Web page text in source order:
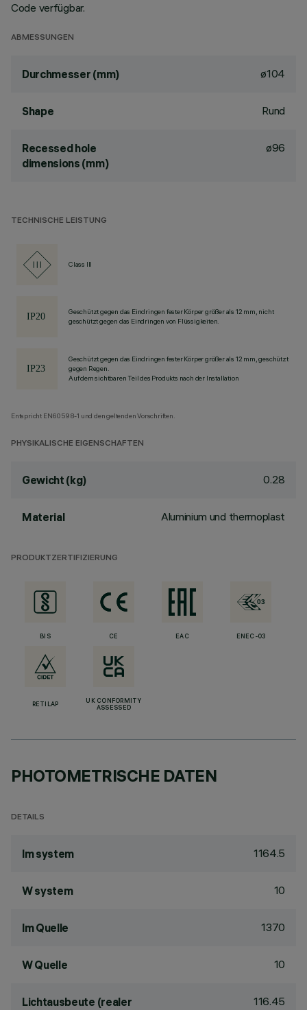
Code verfügbar.
ABMESSUNGEN
Durchmesser (mm) ø104
Shape Rund
Recessed hole
dimensions (mm)
ø96
TECHNISCHE LEISTUNG
Class III
Geschützt gegen das Eindringen fester Körper größer als 12 mm, nicht
geschützt gegen das Eindringen von Flüssigkeiten.
Geschützt gegen das Eindringen fester Körper größer als 12 mm, geschützt
gegen Regen.
Auf dem sichtbaren Teil des Produkts nach der Installation
Entspricht EN60598-1 und den geltenden Vorschriften.
PHYSIKALISCHE EIGENSCHAFTEN
Gewicht (kg) 0.28
Material Aluminium und thermoplast
PRODUKTZERTIFIZIERUNG
BIS CE EAC ENEC-03
RETILAP
UK CONFORMITY
ASSESSED
PHOTOMETRISCHE DATEN
DETAILS
lm system 1164.5
W system 10
lm Quelle 1370
W Quelle 10
Lichtausbeute (realer 116.45